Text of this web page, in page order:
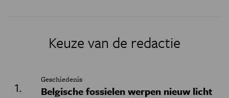
Keuze van de redactie
Geschiedenis
Belgische fossielen werpen nieuw licht